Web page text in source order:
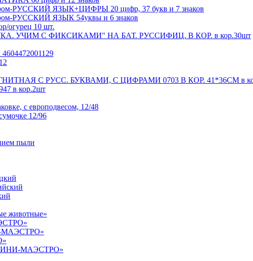
РУССКИЙ ЯЗЫК+ЦИФРЫ 20 цифр, 37 букв и 7 знаков
РУССКИЙ ЯЗЫК 54уквы и 6 знаков
огурец 10 шт.
УЧИМ С ФИКСИКАМИ" НА БАТ. РУССИФИЦ. В КОР. в кор.30шт
С РУСС. БУКВАМИ, С ЦИФРАМИ 0703 В КОР. 41*36СМ в
в кор.2шт
с европодвесом, 12/48
12/96
пыли
животные»
МАЭСТРО»
МАЭСТРО»